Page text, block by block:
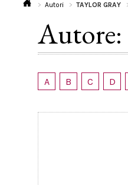
Autori TAYLOR GRAY
Autore:
A B C D